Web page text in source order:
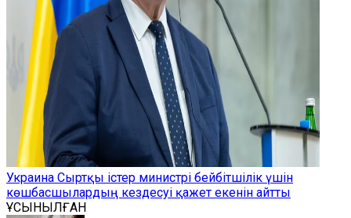
Украина Сыртқы істер министрі бейбітшілік үшін
көшбасшылардың кездесуі қажет екенін айтты
ҰСЫНЫЛҒАН